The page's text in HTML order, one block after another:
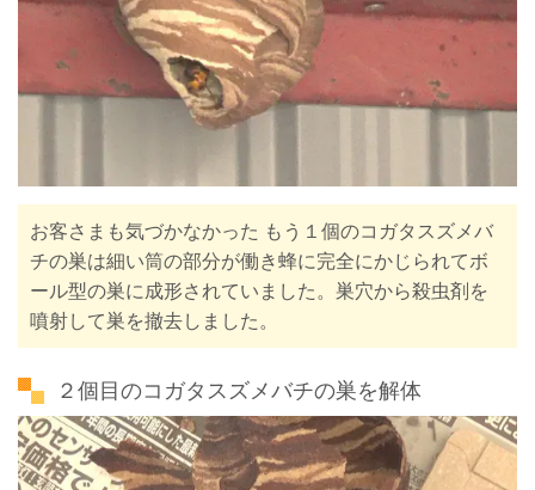
お客さまも気づかなかった もう１個のコガタスズメバ
チの巣は細い筒の部分が働き蜂に完全にかじられてボ
ール型の巣に成形されていました。巣穴から殺虫剤を
噴射して巣を撤去しました。
２個目のコガタスズメバチの巣を解体